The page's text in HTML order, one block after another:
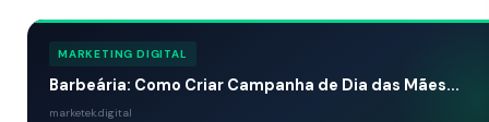
MARKETING DIGITAL
Barbeária: Como Criar Campanha de Dia das Mães...
marketek.digital